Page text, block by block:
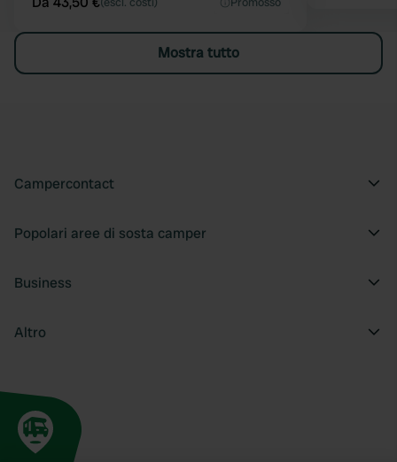
Mostra tutto
Campercontact
Popolari aree di sosta camper
Business
Altro